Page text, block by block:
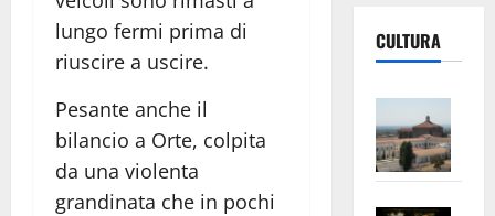
lungo fermi prima di
riuscire a uscire.
Pesante anche il
bilancio a Orte, colpita
da una violenta
grandinata che in pochi
CULTURA